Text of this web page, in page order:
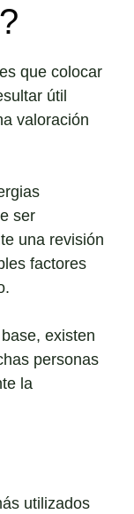
que colocar
útil
valoración
ser
una revisión
factores
existen
personas
la
utilizados